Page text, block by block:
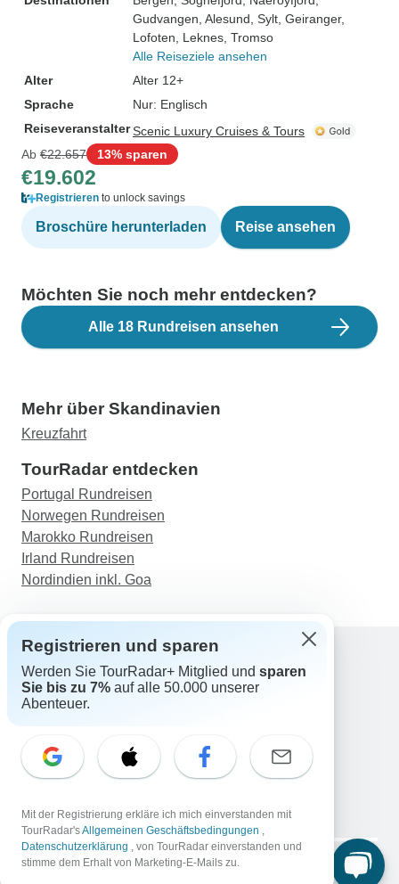
Gudvangen , Alesund , Sylt , Geiranger,
Lofoten , Leknes , Tromso
Alle Reiseziele ansehen
Alter
Alter 12+
Sprache
Nur: Englisch
ReiseveranstalterScenic Luxury Cruises & Tours
Ab €22.657 13% sparen
€19.602
Registrieren to unlock savings
Broschüre herunterladen Reise ansehen
Möchten Sie noch mehr entdecken?
Alle 18 Rundreisen ansehen
Mehr über Skandinavien
Kreuzfahrt
TourRadar entdecken
Portugal Rundreisen
Norwegen Rundreisen
Marokko Rundreisen
Irland Rundreisen
Nordindien inkl. Goa
Support
Kontakt
Schweiz +41 225 183 195
E-Mail: support@tourradar.com
EN DE ES FR NL
Copyright © TourRadar. Alle Rechte vorbehalten.
Registrieren und sparen
Werden Sie TourRadar+ Mitglied und sparen
Sie bis zu 7% auf alle 50.000 unserer
Abenteuer.
Mit der Registrierung erkläre ich mich einverstanden mit
TourRadar'sAllgemeinen Geschäftsbedingungen ,
Datenschutzerklärung , von TourRadar einverstanden und
stimme dem Erhalt von Marketing-E-Mails zu.